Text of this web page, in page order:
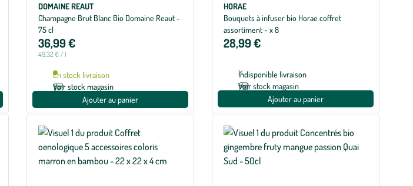
DOMAINE REAUT
Champagne Brut Blanc Bio Domaine Reaut -
75 cl
36,99 €
49,32 € / l
En stock livraison
Voir stock magasin
Ajouter au panier
HORAE
Bouquets à infuser bio Horae coffret
assortiment - x 8
28,99 €
Indisponible livraison
Voir stock magasin
Ajouter au panier